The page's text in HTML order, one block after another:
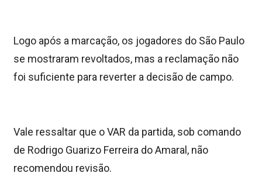
Logo após a marcação, os jogadores do São Paulo
se mostraram revoltados, mas a reclamação não
foi suficiente para reverter a decisão de campo.
Vale ressaltar que o VAR da partida, sob comando
de Rodrigo Guarizo Ferreira do Amaral, não
recomendou revisão.